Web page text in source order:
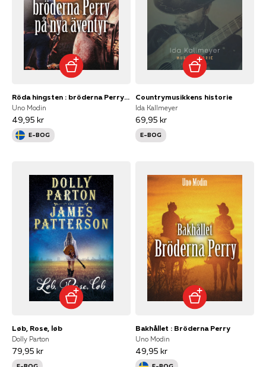
Röda hingsten : bröderna Perry på nya äventyr
Uno Modin
49,95 kr
E-BOG
Countrymusikkens historie
Ida Kallmeyer
69,95 kr
E-BOG
Løb, Rose, løb
Dolly Parton
79,95 kr
Bakhållet : Bröderna Perry
Uno Modin
49,95 kr